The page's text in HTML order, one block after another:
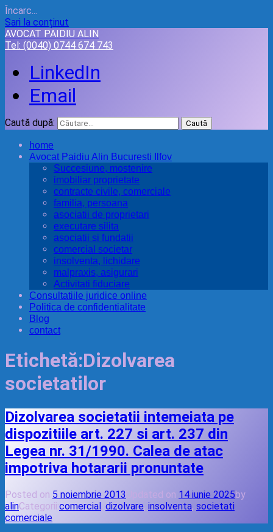
Încarc...
Sari la conținut
AVOCAT PAIDIU ALIN
Tel: (0040) 0744 674 743
LinkedIn
Email
Caută după:
home
Avocat Paidiu Alin Bucuresti Ilfov
Succesiune, mostenire
imobiliar proprietate
contracte civile, comerciale
familia, persoana
asociatii de proprietari
executare silita
asociatii si fundatii
comercial societar
insolventa, lichidare
malpraxis, asigurari
Activitati fiduciare
Consultatiile juridice online
Politica de confidentialitate
Blog
contact
Etichetă:Dizolvarea
societatilor
Dizolvarea societatii intemeiata pe
dispozitiile art. 227 si art. 237 din
Legea nr. 31/1990. Calea de atac
impotriva hotararii pronuntate
Posted on 5 noiembrie 2013 Updated on 14 iunie 2025by
alinCategorii:comercial dizolvare, insolventa, societati
comerciale